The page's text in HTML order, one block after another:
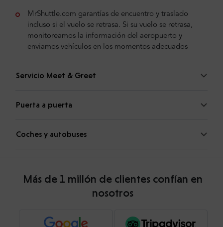
MrShuttle.com garantías de encuentro y traslado
incluso si el vuelo se retrasa. Si su vuelo se retrasa,
monitoreamos la información del aeropuerto y
enviamos vehículos en los momentos adecuados
Servicio Meet & Greet
Puerta a puerta
Coches y autobuses
Más de 1 millón de clientes confían en
nosotros